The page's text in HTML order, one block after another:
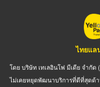
ไทยแล
โดย บริษัท เทเลอินโฟ มีเดีย จำกัด
ไม่เคยหยุดพัฒนาบริการที่ดีที่สุดด้